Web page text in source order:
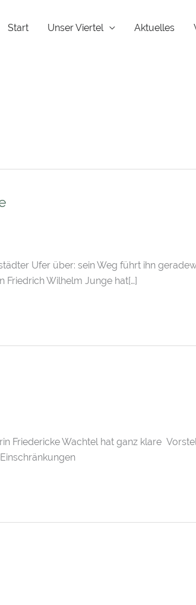
Start Unser Viertel Aktuelles
Ufer über: sein Weg führt ihn
Friedrich Wilhelm Junge hat[…]
Friedericke Wachtel hat ganz klare